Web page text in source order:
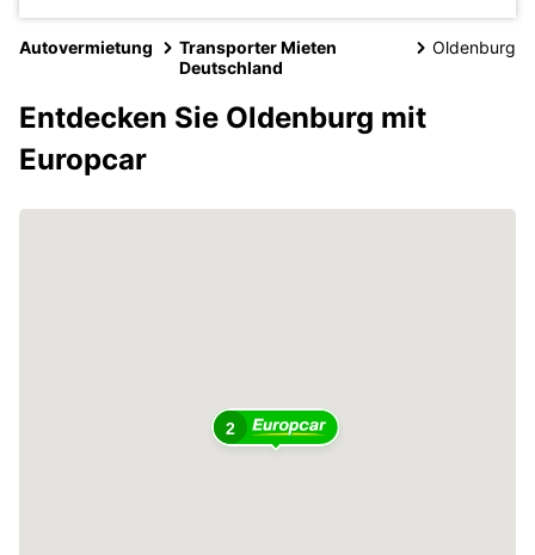
Autovermietung
Transporter Mieten
Deutschland
Oldenburg
Entdecken Sie Oldenburg mit
Europcar
2